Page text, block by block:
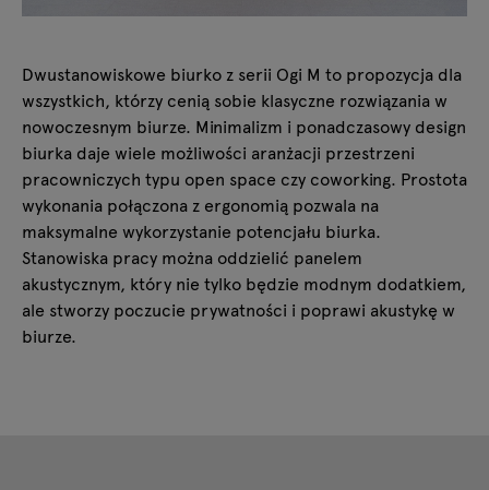
Dwustanowiskowe biurko z serii Ogi M to propozycja dla
wszystkich, którzy cenią sobie klasyczne rozwiązania w
nowoczesnym biurze. Minimalizm i ponadczasowy design
biurka daje wiele możliwości aranżacji przestrzeni
pracowniczych typu open space czy coworking. Prostota
wykonania połączona z ergonomią pozwala na
maksymalne wykorzystanie potencjału biurka.
Stanowiska pracy można oddzielić panelem
akustycznym, który nie tylko będzie modnym dodatkiem,
ale stworzy poczucie prywatności i poprawi akustykę w
biurze.